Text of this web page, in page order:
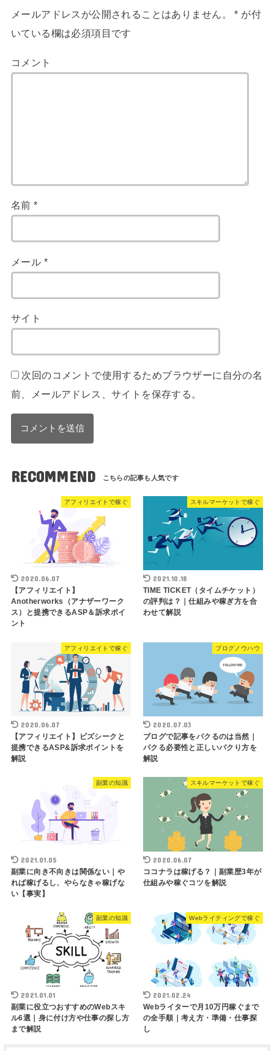
メールアドレスが公開されることはありません。 * が付
いている欄は必須項目です
コメント
名前*
メール *
サイト
次回のコメントで使用するためブラウザーに自分の名
前、メールアドレス、サイトを保存する。
RECOMMEND
アフィリエイトで稼ぐ
2020.06.07
【アフィリエイト】
Anotherworks（アナザーワーク
ス）と提携できるASP＆訴求ポイ
ント
スキルマーケットで稼ぐ
2021.10.18
TIME TICKET（タイムチケット）
の評判は？｜仕組みや稼ぎ方を合
わせて解説
アフィリエイトで稼ぐ
2020.06.07
【アフィリエイト】ビズシークと
提携できるASP&訴求ポイントを
解説
ブログノウハウ
2020.07.03
ブログで記事をパクるのは当然｜
パクる必要性と正しいパクり方を
解説
副業の知識
2021.01.05
副業に向き不向きは関係ない｜や
れば稼げるし、やらなきゃ稼げな
い【事実】
スキルマーケットで稼ぐ
2020.06.07
ココナラは稼げる？｜副業歴3年が
仕組みや稼ぐコツを解説
副業の知識
2021.01.01
副業に役立つおすすめのWebスキ
ル6選｜身に付け方や仕事の探し方
まで解説
Webライティングで稼ぐ
2021.02.24
Webライターで月10万円稼ぐまで
の全手順｜考え方・準備・仕事探
し